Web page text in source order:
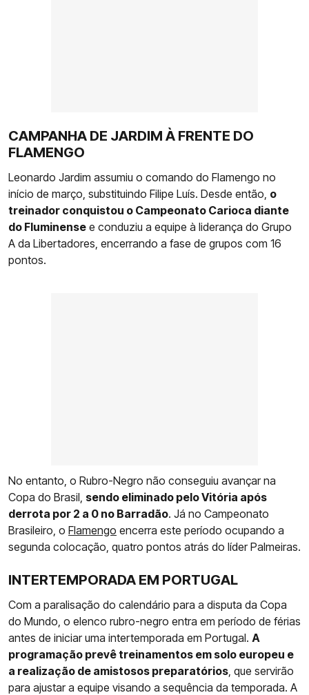
CAMPANHA DE JARDIM À FRENTE DO
FLAMENGO
Leonardo Jardim assumiu o comando do Flamengo no
início de março, substituindo Filipe Luís. Desde então, o
treinador conquistou o Campeonato Carioca diante
do Fluminense e conduziu a equipe à liderança do Grupo
A da Libertadores, encerrando a fase de grupos com 16
pontos.
No entanto, o Rubro-Negro não conseguiu avançar na
Copa do Brasil, sendo eliminado pelo Vitória após
derrota por 2 a 0 no Barradão. Já no Campeonato
Brasileiro, o Flamengo encerra este período ocupando a
segunda colocação, quatro pontos atrás do líder Palmeiras.
INTERTEMPORADA EM PORTUGAL
Com a paralisação do calendário para a disputa da Copa
do Mundo, o elenco rubro-negro entra em período de férias
antes de iniciar uma intertemporada em Portugal. A
programação prevê treinamentos em solo europeu e
a realização de amistosos preparatórios , que servirão
para ajustar a equipe visando a sequência da temporada. A